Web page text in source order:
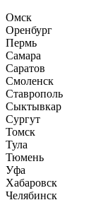
Омск
Оренбург
Пермь
Самара
Саратов
Смоленск
Ставрополь
Сыктывкар
Сургут
Томск
Тула
Тюмень
Уфа
Хабаровск
Челябинск